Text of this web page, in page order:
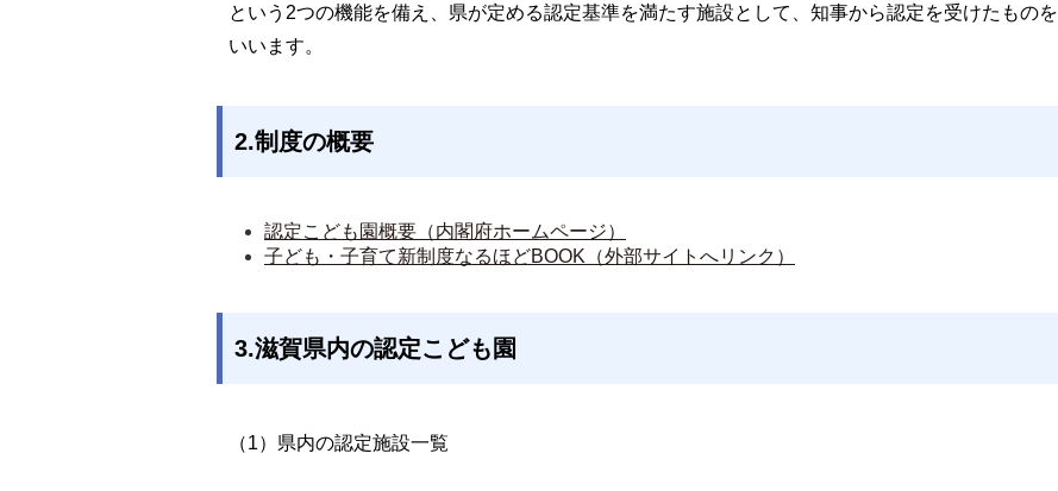
という2つの機能を備え、県が定める認定基準を満たす施設として、知事から認定を受けたものを
いいます。
2.制度の概要
認定こども園概要（内閣府ホームページ）
子ども・子育て新制度なるほどBOOK（外部サイトへリンク）
3.滋賀県内の認定こども園
（1）県内の認定施設一覧